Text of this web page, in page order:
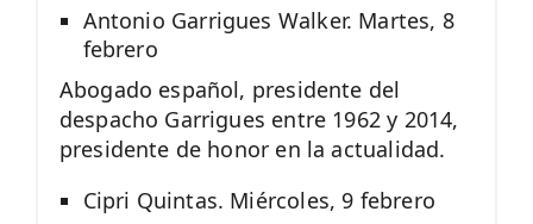
Antonio Garrigues Walker. Martes, 8
febrero
Abogado español, presidente del
despacho Garrigues entre 1962 y 2014,
presidente de honor en la actualidad.
Cipri Quintas. Miércoles, 9 febrero